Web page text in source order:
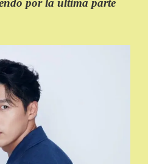
por la última parte